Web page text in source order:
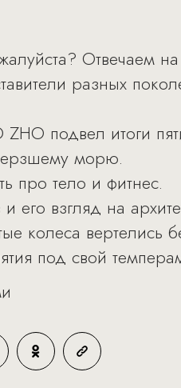
Отвечаем
разных
подвел итоги
морю.
про тело и фитнес.
взгляд на
колеса вертелись
под свой